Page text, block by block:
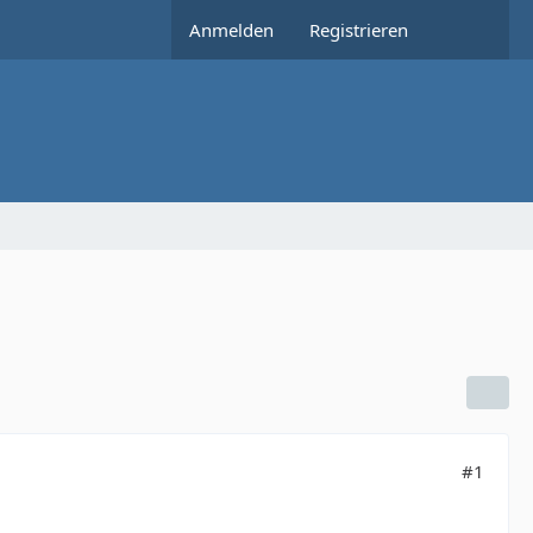
Anmelden Registrieren
#1